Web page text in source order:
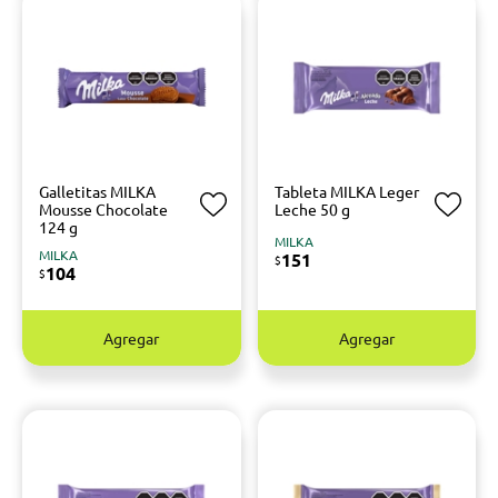
Galletitas MILKA
Mousse Chocolate
124 g
MILKA
$104
Agregar
Tableta MILKA Leger
Leche 50 g
MILKA
$151
Agregar